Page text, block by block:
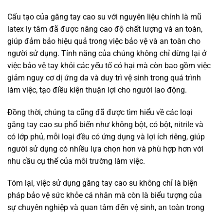
Cấu tạo của găng tay cao su với nguyên liệu chính là mũ
latex ly tâm đã được nâng cao độ chất lượng và an toàn,
giúp đảm bảo hiệu quả trong việc bảo vệ và an toàn cho
người sử dụng. Tính năng của chúng không chỉ dừng lại ở
việc bảo vệ tay khỏi các yếu tố có hại mà còn bao gồm việc
giảm nguy cơ dị ứng da và duy trì vệ sinh trong quá trình
làm việc, tạo điều kiện thuận lợi cho người lao động.
Đồng thời, chúng ta cũng đã được tìm hiểu về các loại
găng tay cao su phổ biến như không bột, có bột, nitrile và
có lớp phủ, mỗi loại đều có ứng dụng và lợi ích riêng, giúp
người sử dụng có nhiều lựa chọn hơn và phù hợp hơn với
nhu cầu cụ thể của môi trường làm việc.
Tóm lại, việc sử dụng găng tay cao su không chỉ là biện
pháp bảo vệ sức khỏe cá nhân mà còn là biểu tượng của
sự chuyên nghiệp và quan tâm đến vệ sinh, an toàn trong